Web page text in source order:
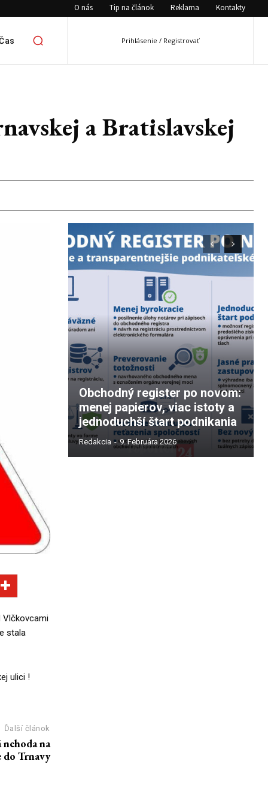
O nás Tip na článok Reklama Kontakty
Prihlásenie / Registrovať
a Bratislavskej
Vlčkovcami
stala
ulici !
Obchodný register po novom:
menej papierov, viac istoty a
jednoduchší štart podnikania
Redakcia - 9. Februára 2026
Ďalší článok
na
do Trnavy